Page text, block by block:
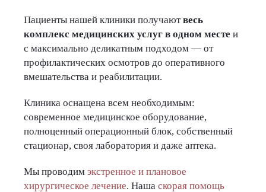
Пациенты нашей клиники получаютвесь
комплекс медицинских услуг в одном месте и
с максимально деликатным подходом — от
профилактических осмотров до оперативного
вмешательства и реабилитации.
Клиника оснащена всем необходимым:
современное медицинское оборудование,
полноценный операционный блок, собственный
стационар, своя лаборатория и даже аптека.
Мы проводим экстренное и плановое
хирургическое лечение. Наша скорая помощь